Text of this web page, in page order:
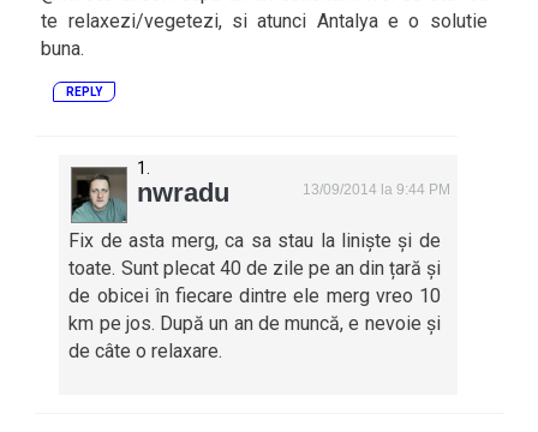
te relaxezi/vegetezi, si atunci Antalya e o solutie
buna.
REPLY
nwradu 13/09/2014 la 9:44 PM
Fix de asta merg, ca sa stau la liniște și de
toate. Sunt plecat 40 de zile pe an din țară și
de obicei în fiecare dintre ele merg vreo 10
km pe jos. După un an de muncă, e nevoie și
de câte o relaxare.